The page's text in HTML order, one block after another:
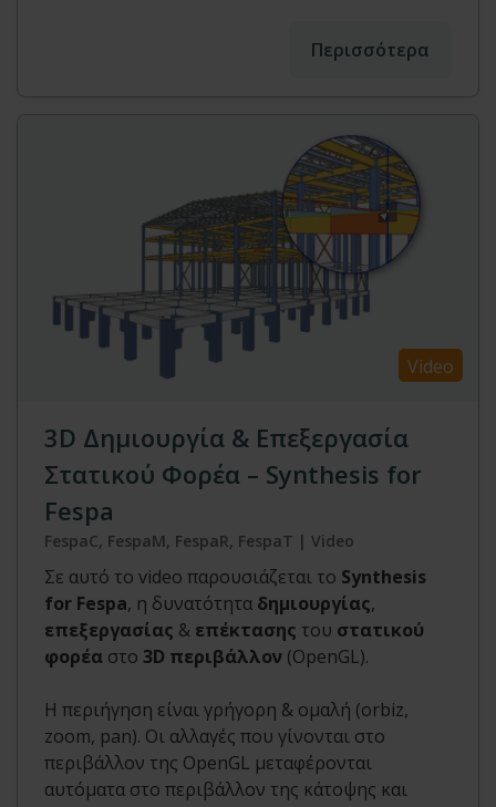
Περισσότερα
Video
3D Δημιουργία & Επεξεργασία
Στατικού Φορέα – Synthesis for
Fespa
FespaC, FespaM, FespaR, FespaT | Video
Σε αυτό το video παρουσιάζεται το Synthesis
for Fespa, η δυνατότητα δημιουργίας,
επεξεργασίας & επέκτασης του στατικού
φορέα στο 3D περιβάλλον (OpenGL).
Η περιήγηση είναι γρήγορη & ομαλή (orbiz,
zoom, pan). Οι αλλαγές που γίνονται στο
περιβάλλον της OpenGL μεταφέρονται
αυτόματα στο περιβάλλον της κάτοψης και